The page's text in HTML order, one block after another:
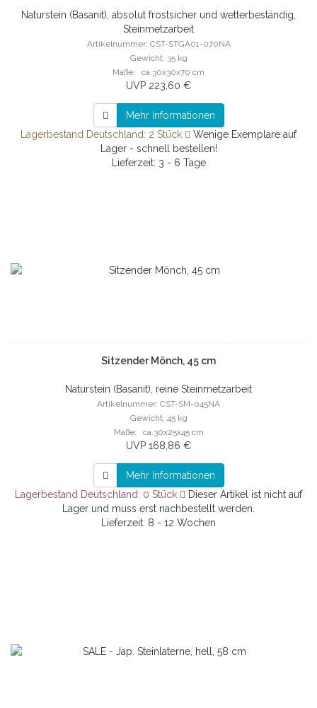
Naturstein (Basanit), absolut frostsicher und wetterbeständig,
Steinmetzarbeit
Artikelnummer: CST-STGA01-070NA
Gewicht: 35 kg
Maße: ca.30x30x70 cm
UVP 223,60 €
Mehr Informationen
Lagerbestand Deutschland: 2 Stück
Wenige Exemplare auf
Lager - schnell bestellen!
Lieferzeit: 3 - 6 Tage
Sitzender Mönch, 45 cm
Naturstein (Basanit), reine Steinmetzarbeit
Artikelnummer: CST-SM-045NA
Gewicht: 45 kg
Maße: ca.30x25x45 cm
UVP 168,86 €
Mehr Informationen
Lagerbestand Deutschland: 0 Stück
Dieser Artikel ist nicht auf
Lager und muss erst nachbestellt werden.
Lieferzeit: 8 - 12 Wochen